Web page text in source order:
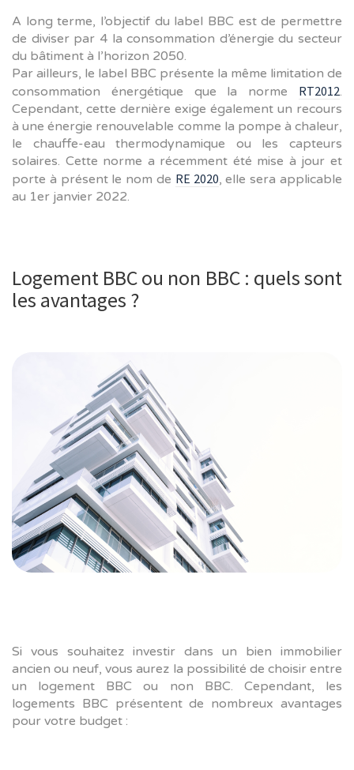
A long terme, l’objectif du label BBC est de permettre
de diviser par 4 la consommation d’énergie du secteur
du bâtiment à l’horizon 2050.
Par ailleurs, le label BBC présente la même limitation de
consommation énergétique que la norme RT2012.
Cependant, cette dernière exige également un recours
à une énergie renouvelable comme la pompe à chaleur,
le chauffe-eau thermodynamique ou les capteurs
solaires. Cette norme a récemment été mise à jour et
porte à présent le nom de RE 2020, elle sera applicable
au 1er janvier 2022.
Logement BBC ou non BBC : quels sont
les avantages ?
Si vous souhaitez investir dans un bien immobilier
ancien ou neuf, vous aurez la possibilité de choisir entre
un logement BBC ou non BBC. Cependant, les
logements BBC présentent de nombreux avantages
pour votre budget :